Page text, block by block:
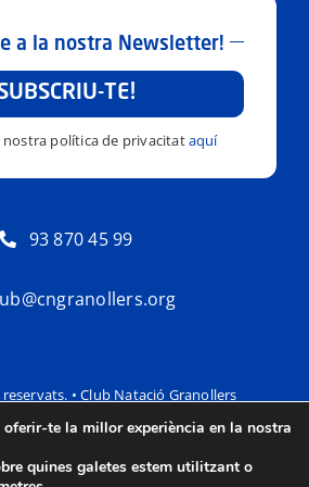
a la nostra Newsletter!
TE!
nostra política de privacitataquí
93 870 45 99
• Club Natació Granollers
de privacitat Avís Legal
te la millor experiència en la nostra
quines galetes estem utilitzant o